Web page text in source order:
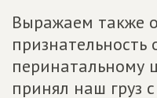
Выражаем также
признательность
перинатальному
принял наш груз